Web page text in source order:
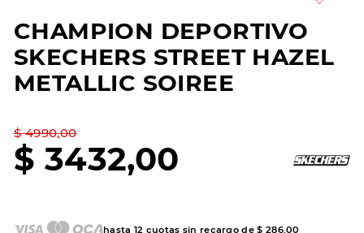
CHAMPION DEPORTIVO
SKECHERS STREET HAZEL
METALLIC SOIREE
$ 4990,00
$ 3432,00
hasta 12 cuotas sin recargo de$ 286,00